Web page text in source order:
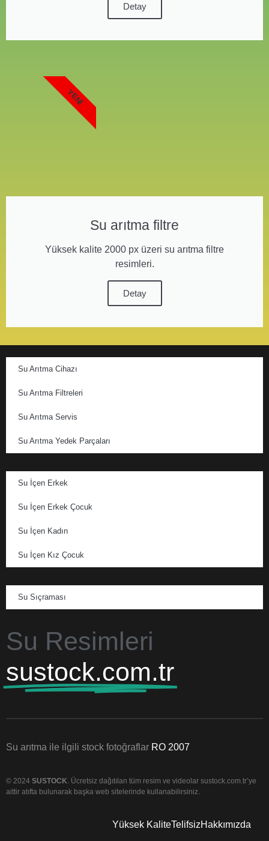
Detay
Su arıtma filtre
Yüksek kalite 2000 px üzeri su arıtma filtre
resimleri.
Detay
YENI
Su Arıtma Cihazı
Su Arıtma Filtreleri
Su Arıtma Servis
Su Arıtma Yedek Parçaları
Su İçen Erkek
Su İçen Erkek Çocuk
Su İçen Kadın
Su İçen Kız Çocuk
Su Sıçraması
Su Resimleri
sustock.com.tr
Su arıtma ile ilgili stock fotoğraflar RO 2007
© 2024 SUSTOCK. Ücretsiz dağıtılan tüm resim ve videolar sustock.com.tr’ye
aittir atıfta bulunarak başka web sitelerinde kullanabilirsiniz.
Yüksek KaliteTelifsizHakkımızda